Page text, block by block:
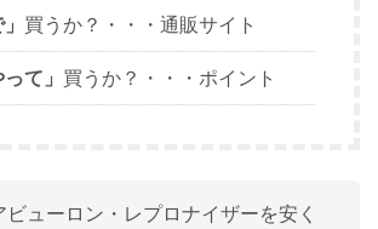
買うか？・・・通販サイト
て」 買うか？・・・ポイント
ビューロン・レプロナイザーを安く